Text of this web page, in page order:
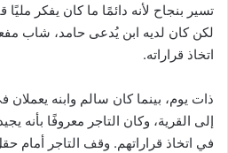
تسير بنجاح لأنه دائمًا ما كان يفكر
لكن كان لديه ابن يُدعى حامد، شاب
اتخاذ قراراته.
ذات يوم، بينما كان سالم وابنه
إلى القرية، وكان التاجر معروفًا بأنه
في اتخاذ قراراتهم. وقف التاجر أمام